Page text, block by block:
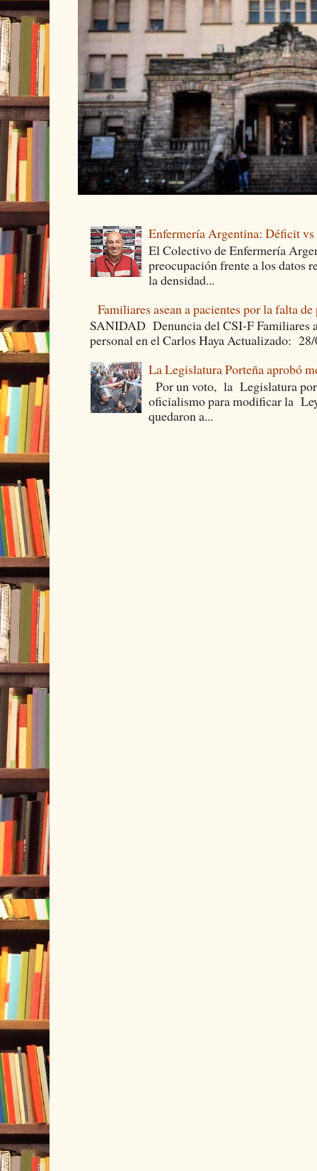
Enfermería Argentina: Déficit
El Colectivo de Enfermería
preocupación frente a los datos
la densidad...
Familiares asean a pacientes por la falta
SANIDAD Denuncia del CSI-F Familiares
personal en el Carlos Haya Actualizado:
La Legislatura Porteña aprobó
Por un voto, la Legislatura
oficialismo para modificar la
quedaron a...